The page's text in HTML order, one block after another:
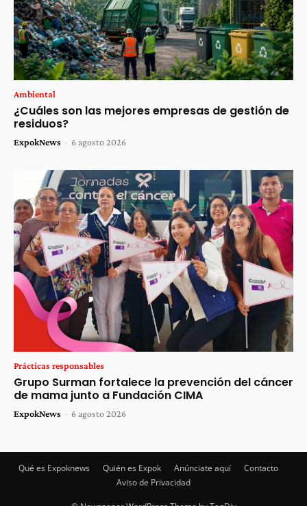
Ambiental
¿Cuáles son las mejores empresas de gestión de
residuos?
ExpokNews - 6 agosto 2026
Prácticas responsables
Grupo Surman fortalece la prevención del cáncer
de mama junto a Fundación CIMA
ExpokNews - 6 agosto 2026
Qué es Expoknews Quién es Expok Anúnciate aquí
Contacto
Aviso de Privacidad